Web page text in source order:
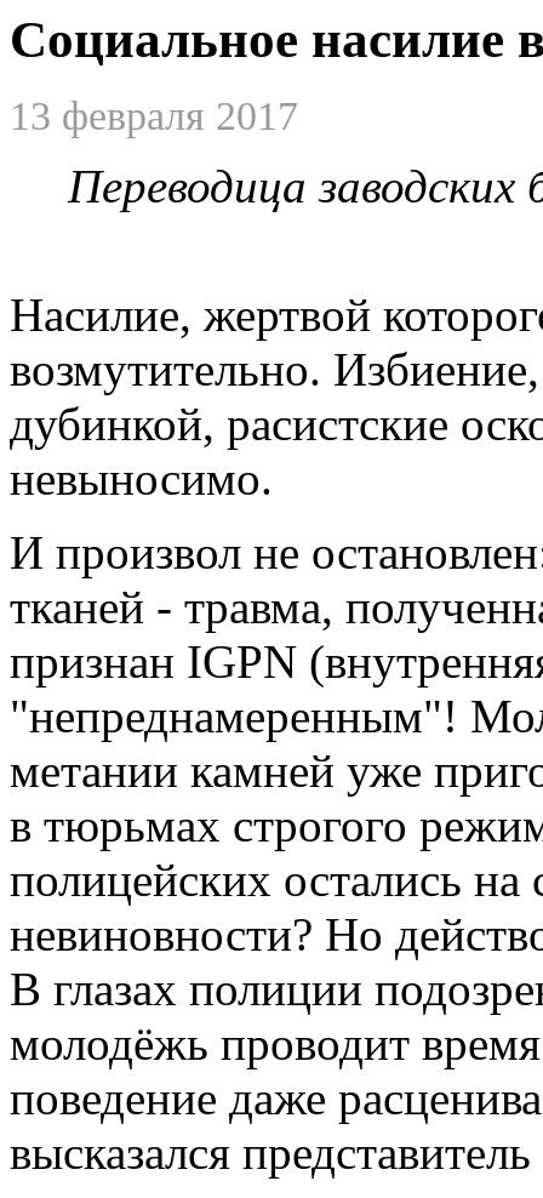
Социальное насилие
13 февраля 2017
Переводица
Насилие, жертвой
возмутительно.
дубинкой, расистские
невыносимо.
И произвол не
тканей - травма,
признан IGPN
"непреднамеренным"!
метании камней уже
в тюрьмах строгого
полицейских остались
невиновности? Но
В глазах полиции
молодёжь проводит
поведение даже
высказался